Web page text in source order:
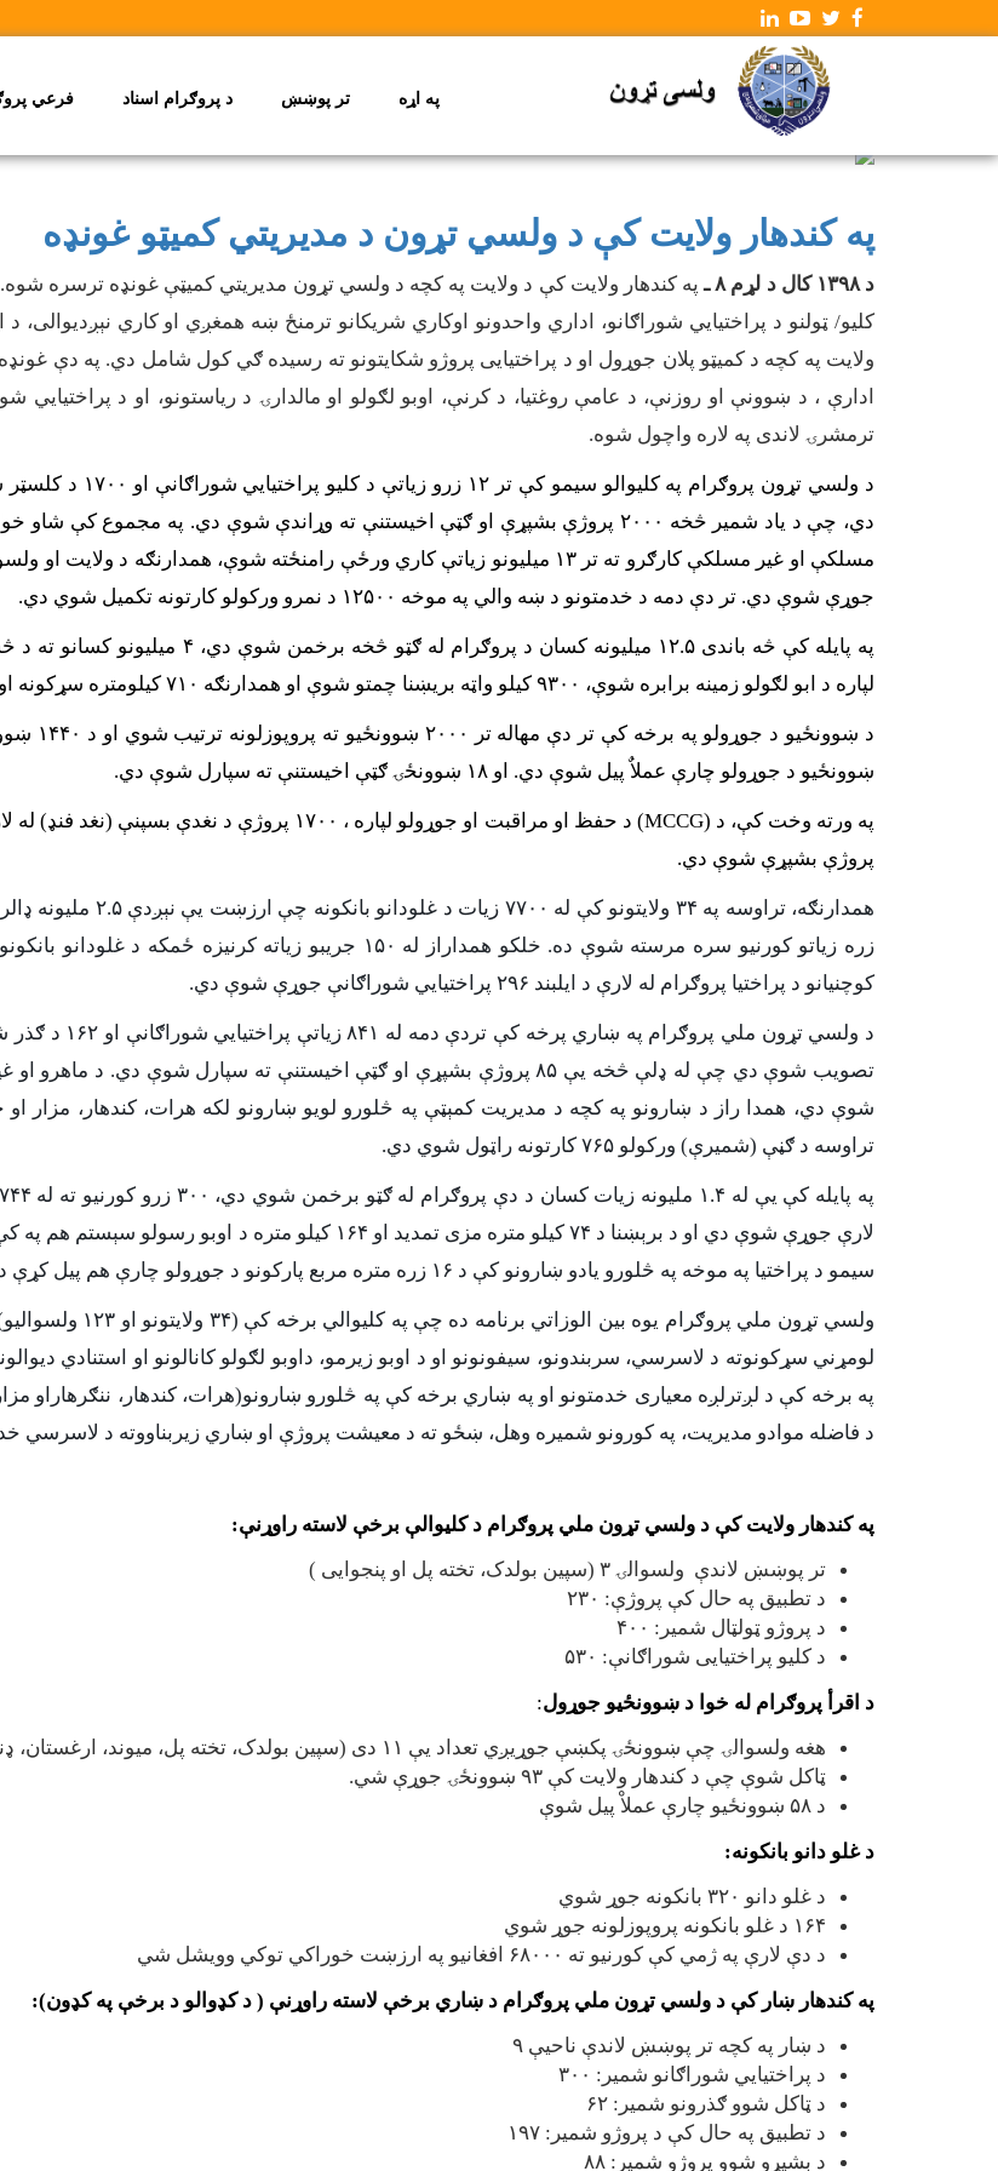
په اړه تر پوښښ د پروګرام اسناد فرعي
په کندهار ولایت کې د ولسي تړون د مدیریتي کمیټو غونډه
د ۱۳۹۸ کال د لړم ۸ ـ
په کندهار ولایت کې د ولایت په کچه د ولسي تړون مدیریتي کمیټې غونډه ترسره
کليو/ ټولنو د پراختیایي شوراګانو، اداري واحدونو اوکاري شر یکانو ترمنځ ښه همغږي او کاري نېږديوالی،
ولایت په کچه د کمیټو پلان جوړول او د پراختیایی پروژو شکایتونو ته رسیده ګي کول شامل دي. په دې غونډه
ادارې ، د ښوونې او روزنې، د عامې روغتیا، دکرنې، اوبو لګولو
او مالدارۍ د ریاستونو، او د
ترمشرۍ لاندی په لاره واچول شوه.
جوړې شوې دي. تر دې دمه د خدمتونو د ښه والي په موخه ۱۲۵۰۰ د نمرو ورکولو کارتونه تکمیل شوي دي.
لپاره د ابو لګولو زمینه برابره شوې، ۹۳۰۰ کیلو واټه بریښنا چمتو شوې او همدارنګه ۷۱۰ کیلومتره سړکونه او څه باندی ۴۵۰ متره پُلونه او پلچکونه جوړ شوې دي.
ښوونځیو د جوړولو چارې عملاٌ پیل شوې دي. او ۱۸ ښوونځۍ ګټې اخیستنې ته سپارل شوې دي.
په ورته وخت کې، د (MCCG) د
پروژې بشپړې شوې دي.
همدارنګه، تراوسه په ۳۴ ولایتونو کې له ۷۷۰۰ زیات د غلودانو بانکونه چې ارزښت یې نېږدې۲.۵
زره زیاتو کورنیو سره مرسته شوې ده. خلکو همداراز له
۱ ۵۰
جریبو زیاته کرنیزه ځمکه د غلودانو
کوچنیانو د پراختیا پروګرام له لارې د ایلبند ۲۹۶ پراختیایي شوراګانې جوړې شوې دي.
تصویب شوې دي چې له ډلې څخه یې ۸۵ پروژې بشپړې او ګټې اخیستنې ته سپارل شوې دي. د ماهرو او غیر ماهرو کاریګرو لپاره له
شوې دي، همدا راز د ښارونو په کچه د مدیریت کمېټې په څلورو لویو ښارونو لکه هرات، کندهار،
تراوسه د ګڼې (شمیرې) ورکولو ۷۶۵ کارتونه راټول شوي دي.
لارې جوړې شوې دي او د برېښنا د ۷۴ کیلو متره مزی تمدید او
سیمو د پراختیا په موخه په څلورو یادو ښارونو کې د ۱۶ زره متره مربع پارکونو د جوړولو چارې هم پیل کړې دي.
ولسي تړون ملي پروګرام یوه بین الوزاتي برنامه ده چې په کلیوالي برخه کې (۳۴ ولایتونو او ۱۲۳
لومړني سړکونوته د لاسرسي، سربندونو، سیفونونو او د اوبو زیرمو، داوبو لګولو کانالونو او استنادي
په برخه کې د لږترلږه معیاری خدمتونو او په ښاري برخه کې په څلورو ښارونو(هرات، کندهار، ننګرهاراو
د فاضله موادو مدیریت، په کورونو شمیره وهل، ښځو ته د معیشت پروژې او ښاري زیربناووته د لاسرسي
په کندهار ولایت کې د ولسي تړون ملي پروګرام د کلیوالې برخې لاسته راوړنې:
تر پوښښ لاندې ولسوالۍ ۳ (سپین بولدک، تخته پل او پنجوایی )
د تطبیق په حال کې پروژې: ۲۳۰
د پروژو ټولټال شمیر: ۴۰۰
د کليو پراختیایی شوراګانې: ۵۳۰
د اقرأ پروګرام له خوا د ښوونځیو جوړول:
هغه ولسوالۍ چې ښوونځۍ پکښې جوړیږي تعداد یې ۱۱ دی (سپین بولدک، تخته پل، میوند، ارغستان، ډنډ، دامان، ژیړی، ارغنداب، میانشین، نیش او پنجوایي)
ټاکل شوې چې د کندهار ولایت کې ۹۳ ښوونځۍ جوړې شي.
د ۵۸ ښوونځیو چارې عملاْ پیل شوې
د غلو دانو بانکونه:
د غلو دانو ۳۲۰ بانکونه جوړ شوي
۱۶۴ د غلو بانکونه پروپوزلونه جوړ شوي
د دې لارې په ژمي کې کورنیو ته ۶۸۰۰۰ افغانیو په ارزښت خوراکي توکي وویشل شي
پهکندهار ښار کې د ولسي تړون ملي پروګرام د ښاري برخې لاسته راوړنې ( د کډوالو د برخې په کډون):
د ښار په کچه تر پوښښ لاندې ناحیې ۹
د پراختیایي شوراګانو شمیر: ۳۰۰
د ټاکل شوو ګذرونو شمیر: ۶۲
د تطبیق په حال کې د پروژو شمیر: ۱۹۷
د بشپړو شوو پروژو شمیر: ۸۸